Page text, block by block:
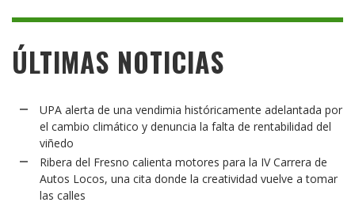
ÚLTIMAS NOTICIAS
UPA alerta de una vendimia históricamente adelantada por
el cambio climático y denuncia la falta de rentabilidad del
viñedo
Ribera del Fresno calienta motores para la IV Carrera de
Autos Locos, una cita donde la creatividad vuelve a tomar
las calles